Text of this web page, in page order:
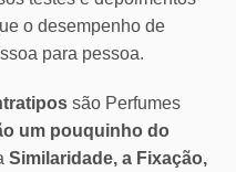
o desempenho de
para pessoa.
são Perfumes
um pouquinho do
Similaridade, a Fixação,